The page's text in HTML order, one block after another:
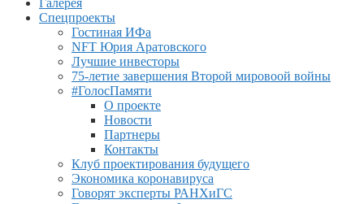
Галерея
Спецпроекты
Гостиная ИФа
NFT Юрия Аратовского
Лучшие инвесторы
75-летие завершения Второй мировоой войны
#ГолосПамяти
О проекте
Новости
Партнеры
Контакты
Клуб проектирования будущего
Экономика коронавируса
Говорят эксперты РАНХиГС